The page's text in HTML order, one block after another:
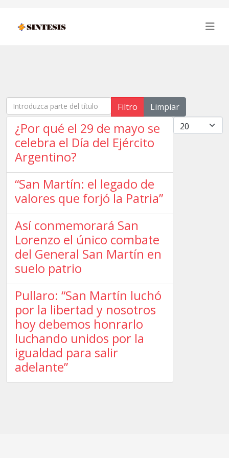
Introduzca parte del título Filtro
Limpiar
Cantidad
¿Por qué el 29 de mayo se
celebra el Día del Ejército
Argentino?
“San Martín: el legado de
valores que forjó la Patria”
Así conmemorará San
Lorenzo el único combate
del General San Martín en
suelo patrio
Pullaro: “San Martín luchó
por la libertad y nosotros
hoy debemos honrarlo
luchando unidos por la
igualdad para salir
adelante”